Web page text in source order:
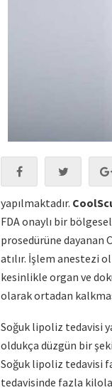
yapılmaktadır.
FDA onaylı bir
prosedürüne dayanan
atılır. İşlem anestezi
kesinlikle organ ve
olarak ortadan
Soğuk lipoliz tedavisi
oldukça düzgün bir
Soğuk lipoliz tedavisi
tedavisinde fazla